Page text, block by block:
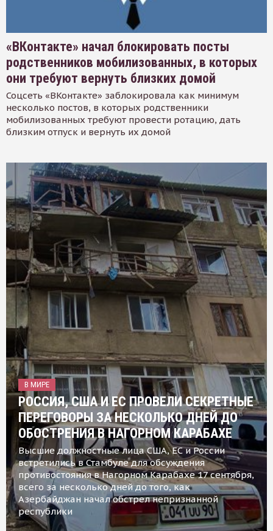
«ВКонтакте» начал блокировать посты
родственников мобилизованных, в которых
они требуют вернуть близких домой
Соцсеть «ВКонтакте» заблокировала как минимум
несколько постов, в которых родственники
мобилизованных требуют провести ротацию, дать
близким отпуск и вернуть их домой
В МИРЕ
РОССИЯ, США И ЕС ПРОВЕЛИ СЕКРЕТНЫЕ
ПЕРЕГОВОРЫ ЗА НЕСКОЛЬКО ДНЕЙ ДО
ОБОСТРЕНИЯ В НАГОРНОМ КАРАБАХЕ
Высшие должностные лица США, ЕС и России
встретились в Стамбуле для обсуждения
противостояния в Нагорном Карабахе 17 сентября,
всего за несколько дней до того, как
Азербайджан начал обстрел непризнанной
республики